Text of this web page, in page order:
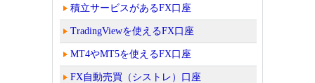
積立サービスがあるFX口座
TradingViewを使えるFX口座
MT4やMT5を使えるFX口座
FX自動売買（シストレ）口座